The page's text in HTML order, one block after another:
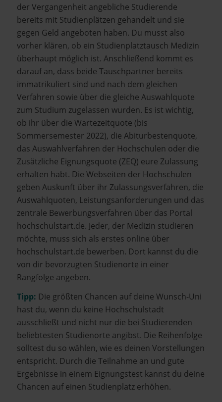
der Vergangenheit angebliche Studierende
bereits mit Studienplätzen gehandelt und sie
gegen Geld angeboten haben. Du musst also
vorher klären, ob ein Studienplatztausch Medizin
überhaupt möglich ist. Anschließend kommt es
darauf an, dass beide Tauschpartner bereits
immatrikuliert sind und nach dem gleichen
Verfahren sowie über die gleiche Auswahlquote
zum Studium zugelassen wurden. Es ist wichtig,
ob ihr über die Wartezeitquote (bis
Sommersemester 2022), die Abiturbestenquote,
das Auswahlverfahren der Hochschulen oder die
Zusätzliche Eignungsquote (ZEQ) eure Zulassung
erhalten habt. Die Webseiten der Hochschulen
geben Auskunft über ihr Zulassungsverfahren, die
Auswahlquoten, Leistungsanforderungen und das
zentrale Bewerbungsverfahren über das Portal
hochschulstart.de. Jeder, der Medizin studieren
möchte, muss sich als erstes online über
hochschulstart.de bewerben. Dort kannst du die
von dir bevorzugten Studienorte in einer
Rangfolge angeben.
Tipp: Die größten Chancen auf deine Wunsch-Uni
hast du, wenn du keine Hochschulstadt
ausschließt und nicht nur die bei Studierenden
beliebtesten Studienorte angibst. Die Reihenfolge
solltest du so wählen, wie es deinen Vorstellungen
entspricht. Durch die Teilnahme an und gute
Ergebnisse in einem Eignungstest kannst du deine
Chancen auf einen Studienplatz erhöhen.